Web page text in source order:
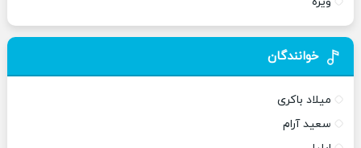
خوانندگان
میلاد باکری
سعید آرام